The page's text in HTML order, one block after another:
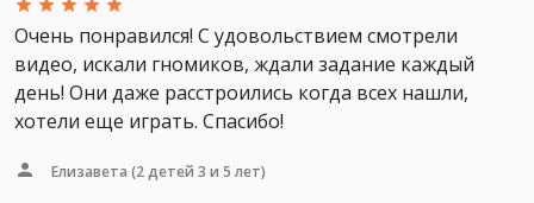
Очень понравился! С удовольствием смотрели
видео, искали гномиков, ждали задание каждый
день! Они даже расстроились когда всех нашли,
хотели еще играть. Спасибо!
Елизавета (2 детей 3 и 5 лет)